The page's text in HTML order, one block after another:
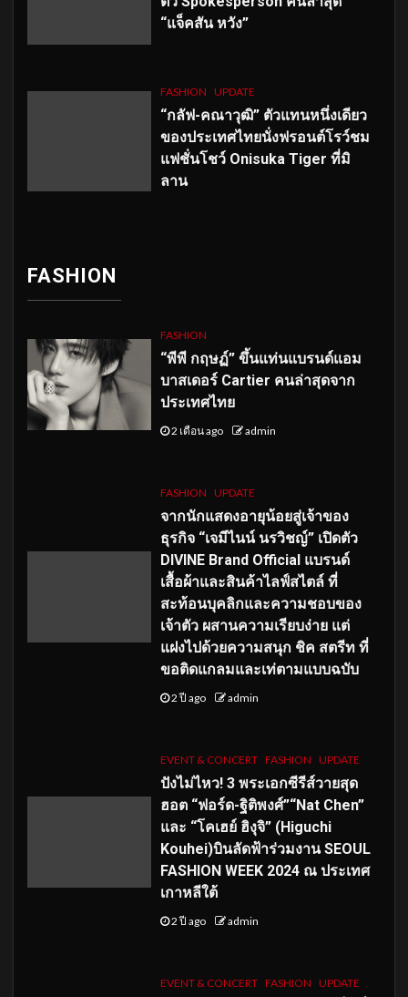
“แจ็คสัน หวัง”
FASHION UPDATE
“กลัฟ-คณาวุฒิ” ตัวแทนหนึ่งเดียว
ของประเทศไทยนั่งฟรอนต์โรว์ชม
แฟชั่นโชว์ Onisuka Tiger ที่มิ
ลาน
FASHION
FASHION
“พีพี กฤษฏ์” ขึ้นแท่นแบรนด์แอม
บาสเดอร์ Cartier คนล่าสุดจาก
ประเทศไทย
2 เดือน ago admin
FASHION UPDATE
จากนักแสดงอายุน้อยสู่เจ้าของ
ธุรกิจ “เจมีไนน์ นรวิชญ์” เปิดตัว
DIVINE Brand Official แบรนด์
เสื้อผ้าและสินค้าไลฟ์สไตล์ ที่
สะท้อนบุคลิกและความชอบของ
เจ้าตัว ผสานความเรียบง่าย แต่
แฝงไปด้วยความสนุก ชิค สตรีท ที่
ขอติดแกลมและเท่ตามแบบฉบับ
2 ปี ago admin
EVENT & CONCERT FASHION UPDATE
ปังไม่ไหว! 3 พระเอกซีรีส์วายสุด
ฮอต “ฟอร์ด-ฐิติพงศ์”“Nat Chen”
และ “โคเฮย์ ฮิงุจิ” (Higuchi
Kouhei)บินลัดฟ้าร่วมงาน SEOUL
FASHION WEEK 2024 ณ ประเทศ
เกาหลีใต้
2 ปี ago admin
EVENT & CONCERT FASHION UPDATE